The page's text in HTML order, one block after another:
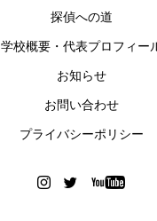
探偵への道
学校概要・代表プロフィー
お知らせ
お問い合わせ
プライバシーポリシー